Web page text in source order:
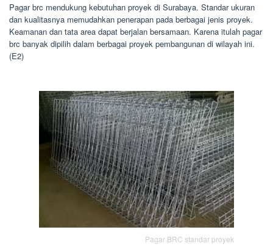
Pagar brc mendukung kebutuhan proyek di Surabaya. Standar ukuran
dan kualitasnya memudahkan penerapan pada berbagai jenis proyek.
Keamanan dan tata area dapat berjalan bersamaan. Karena itulah pagar
brc banyak dipilih dalam berbagai proyek pembangunan di wilayah ini.
(E2)
Pagar BRC standar proyek